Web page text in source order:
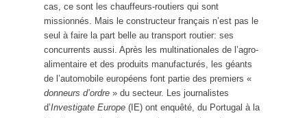
cas, ce sont les chauffeurs-routiers qui sont
missionnés. Mais le constructeur français n’est pas le
seul à faire la part belle au transport routier: ses
concurrents aussi. Après les multinationales de l’agro-
alimentaire et des produits manufacturés, les géants
de l’automobile européens font partie des premiers «
donneurs d’ordre » du secteur. Les journalistes
d’Investigate Europe (IE) ont enquêté, du Portugal à la